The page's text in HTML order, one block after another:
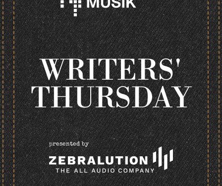
WRITERS'
THURSDAY
presented by